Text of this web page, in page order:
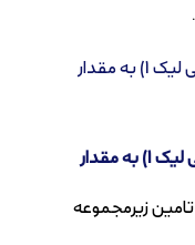
مناقصه عمومی رنگ برلیانت بلو لیک (آبی لیک 1) به مقدار
زیرمجموعه